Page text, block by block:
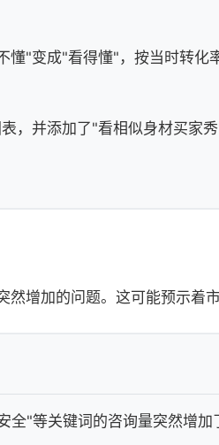
"变成"看得懂"，按当时转化
，并添加了"看相似身材买家
增加的问题。这可能预示着市
"等关键词的咨询量突然增